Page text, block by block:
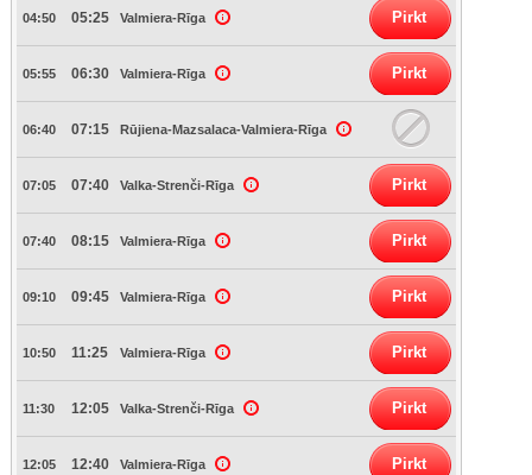
04:50 05:25 Valmiera-Rīga Pirkt
05:55 06:30 Valmiera-Rīga Pirkt
06:40 07:15 Rūjiena-Mazsalaca-Valmiera-Rīga
07:05 07:40 Valka-Strenči-Rīga Pirkt
07:40 08:15 Valmiera-Rīga Pirkt
09:10 09:45 Valmiera-Rīga Pirkt
10:50 11:25 Valmiera-Rīga Pirkt
11:30 12:05 Valka-Strenči-Rīga Pirkt
12:05 12:40 Valmiera-Rīga Pirkt